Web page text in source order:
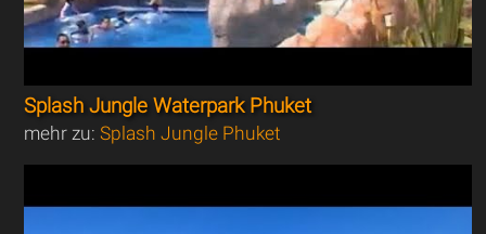
Splash Jungle Waterpark Phuket
mehr zu:Splash Jungle Phuket